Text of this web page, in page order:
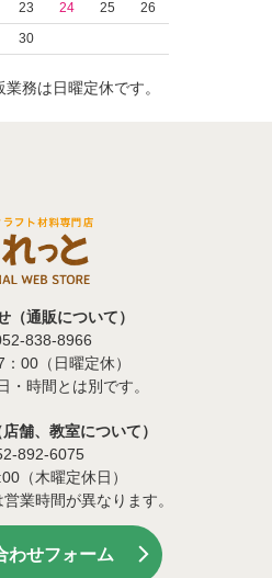
23 24 25
26
30
務は日曜定休です。
（通販について）
838-8966
00（日曜定休）
時間とは別です。
舗、教室について）
892-6075
（木曜定休日）
業時間が異なります。
わせフォーム